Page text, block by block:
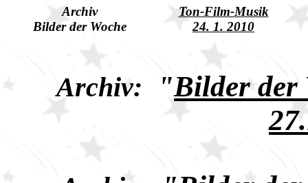
Archiv
Bilder der Woche
Ton-Film-Musik
24. 1. 2010
Archiv: "Bilder der